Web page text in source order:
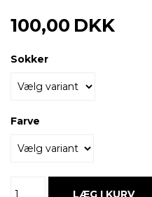
100,00 DKK
Sokker
Farve